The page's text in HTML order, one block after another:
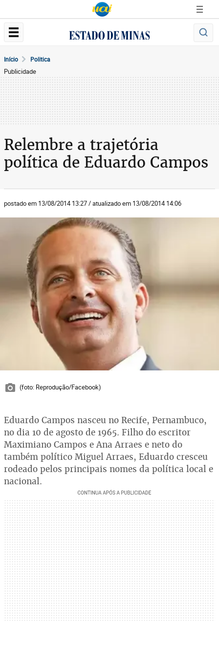
Início Politica
Publicidade
Relembre a trajetória
política de Eduardo Campos
postado em 13/08/2014 13:27 / atualizado em 13/08/2014 14:06
(foto: Reprodução/Facebook)
Eduardo Campos nasceu no Recife, Pernambuco,
no dia 10 de agosto de 1965. Filho do escritor
Maximiano Campos e Ana Arraes e neto do
também político Miguel Arraes, Eduardo cresceu
rodeado pelos principais nomes da política local e
nacional.